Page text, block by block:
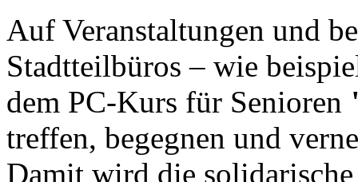
Auf Veranstaltungen und
Stadtteilbüros – wie
dem PC-Kurs für Senioren
treffen, begegnen und
Damit wird die